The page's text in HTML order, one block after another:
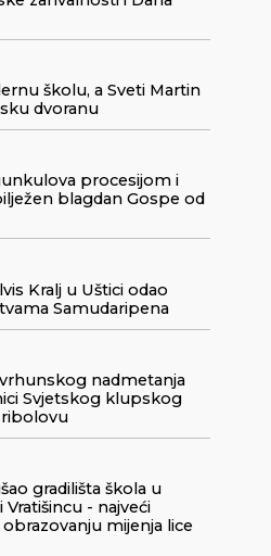
školu, a Sveti Martin
dvoranu
procesijom i
blagdan Gospe od
Kralj u Uštici odao
Samudaripena
nadmetanja
Svjetskog klupskog
gradilišta škola u
- najveći
mijenja lice